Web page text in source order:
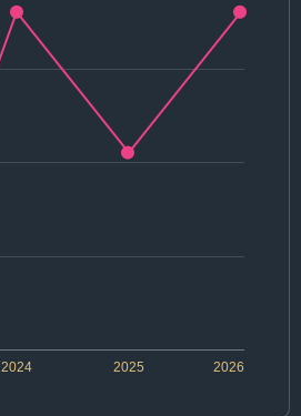
2024 2026
2025